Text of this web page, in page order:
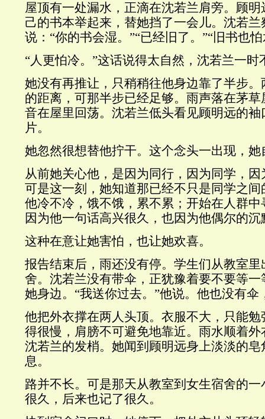
屋顶有一处漏水，正滴在沈若兰肩旁。顾
己的书本举起来，替她挡了一会儿。沈若
说：“你的书会湿。”“已经旧了。”“旧书也
“人更怕冷。”这话说得太自然，沈若兰一时
她没有再推让，只稍稍往他身边靠了半步
的距离，可那半步已经足够。雨声落在茅
音在屋里回荡。沈若兰低头看见顾明远的
片。
她忽然很想替他拧干。这个念头一出现，
从前她关心他，是因为同行，因为同学，
可是这一刻，她知道那已经不只是同学之
他冷不冷，饿不饿，累不累；开始在人群
因为他一句话高兴很久，也因为他偶尔的
这种在意让她害怕，也让她欢喜。
报告结束后，雨还没有停。学生们从教室
舍。沈若兰没有带伞，正犹豫着要不要等
她身边。“我送你过去。”他说。他也没有
他把外衣撑在两人头顶。衣服不大，只能
得很慢，肩膀不可避免地靠近。雨水顺着
沈若兰的发梢。她闻到顾明远身上淡淡的
息。
路并不长。可是那天从教室到女生宿舍的
很久，后来也记了很久。